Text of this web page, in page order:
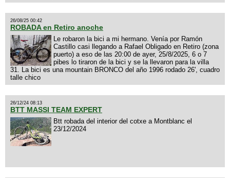
26/08/25 00:42
ROBADA en Retiro anoche
Le robaron la bici a mi hermano. Venía por Ramón
Castillo casi llegando a Rafael Obligado en Retiro (zona
puerto) a eso de las 20:00 de ayer, 25/8/2025, 6 o 7
pibes lo tiraron de la bici y se la llevaron para la villa
31. La bici es una mountain BRONCO del año 1996 rodado 26', cuadro
talle chico
26/12/24 08:13
BTT MASSI TEAM EXPERT
Btt robada del interior del cotxe a Montblanc el
23/12/2024